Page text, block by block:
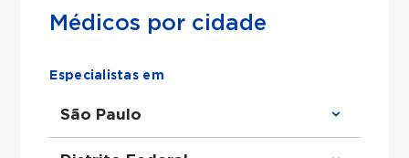
Médicos por cidade
Especialistas em
São Paulo
Clínico Geral em São Paulo